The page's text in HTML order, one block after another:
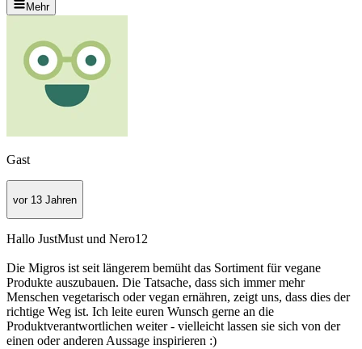
Mehr
Gast
vor 13 Jahren
Hallo JustMust und Nero12
Die Migros ist seit längerem bemüht das Sortiment für vegane
Produkte auszubauen. Die Tatsache, dass sich immer mehr
Menschen vegetarisch oder vegan ernähren, zeigt uns, dass dies der
richtige Weg ist. Ich leite euren Wunsch gerne an die
Produktverantwortlichen weiter - vielleicht lassen sie sich von der
einen oder anderen Aussage inspirieren :)